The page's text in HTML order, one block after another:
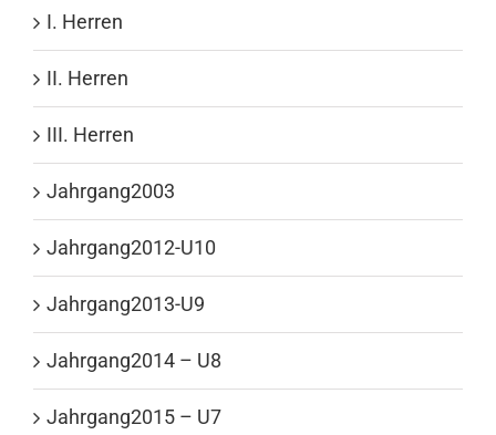
I. Herren
II. Herren
III. Herren
Jahrgang2003
Jahrgang2012-U10
Jahrgang2013-U9
Jahrgang2014 – U8
Jahrgang2015 – U7